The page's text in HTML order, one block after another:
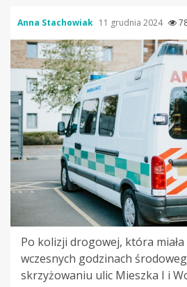
Anna Stachowiak 11 grudnia 2024
Po kolizji drogowej, która miała
wczesnych godzinach
skrzyżowaniu ulic Mieszka I i